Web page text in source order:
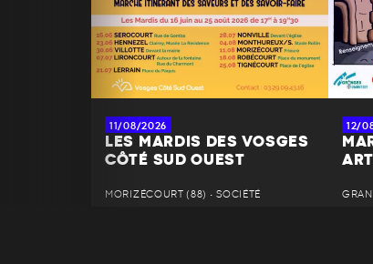
11/08/2026
LES MARDIS DES VOSGES
CÔTÉ SUD OUEST
MORIZÉCOURT (88) • SOCIÉTÉ
12/